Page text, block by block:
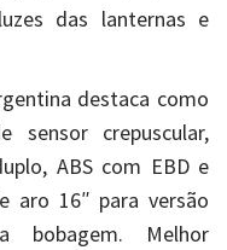
das lanternas e
destaca como
sensor crepuscular,
ABS com EBD e
aro 16″ para versão
bobagem. Melhor